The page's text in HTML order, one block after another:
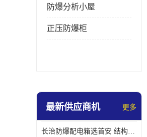
防爆分析小屋
正压防爆柜
最新供应商机 更多
长治防爆配电箱选首安 结构紧凑、价格合理、资质齐全